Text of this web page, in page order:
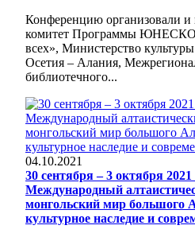
Конференцию организовали и
комитет Программы
всех», Министерство
Осетия – Алания,
библиотечного...
04.10.2021
30 сентября – 3 октября 2021
Международный
монгольский мир большого
культурное наследие и